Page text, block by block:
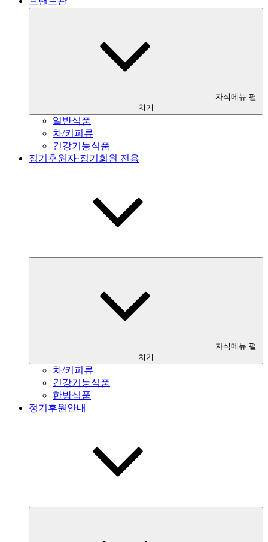
자식메뉴 펼
치기
일반식품
차/커피류
건강기능식품
정기후원자·정기회원 전용
자식메뉴 펼
치기
차/커피류
건강기능식품
한방식품
정기후원안내